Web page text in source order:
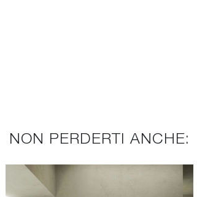
NON PERDERTI ANCHE: